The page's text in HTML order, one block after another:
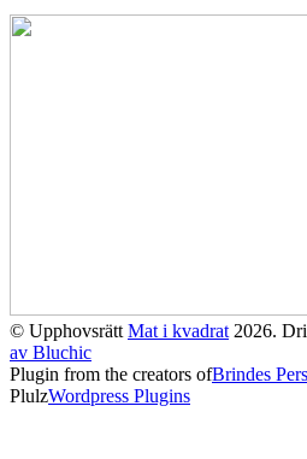
© Upphovsrätt Mat i kvadrat 2026.
av Bluchic
Plugin from the creators ofBrindes
PlulzWordpress Plugins